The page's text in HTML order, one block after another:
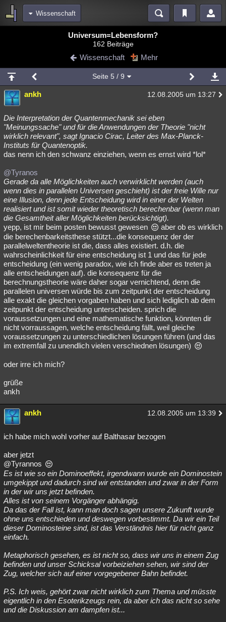
Wissenschaft
Blogs Videos
Chat Wiki Neuigkeiten
meine Rubriken
Menschen Mystery Kriminalfälle
Spiritualität Verschwörungen Technologie
Natur Umfragen Unterhaltung
weitere Rubriken
Astronomie Helpdesk Gruppen Gaming Filme
Musik Clash Verbesserungen Allmystery English
Übersichten
Besucht Teilgenommen Alle Neue Geschlossen
Lesenswert Schlüsselwörter
Universum=Lebensform?
162 Beiträge
Wissenschaft Mehr
Seite 5 / 9
ankh 12.08.2005 um 13:27
Die Interpretation der Quantenmechanik sei eben
"Meinungssache" und für die Anwendungen der Theorie "nicht
wirklich relevant", sagt Ignacio Cirac, Leiter des Max-Planck-
Instituts für Quantenoptik.
das nenn ich den schwanz einziehen, wenn es ernst wird *lol*
@Tyranos
Gerade da alle Möglichkeiten auch verwirklicht werden (auch
wenn dies in parallelen Universen geschieht) ist der freie Wille nur
eine Illusion, denn jede Entscheidung wird in einer der Welten
realisiert und ist somit wieder theoretisch berechenbar (wenn man
die Gesamtheit aller Möglichkeiten berücksichtigt).
yepp, ist mir beim posten bewusst gewesen
aber ob es wirklich
die berechenbarkeitsthese stützt...die konsequenz der der
parallelweltentheorie ist die, dass alles existiert. d.h. die
wahrscheinlichkeit für eine entscheidung ist 1 und das für jede
entscheidung (ein wenig paradox, wie ich finde aber es treten ja
alle entscheidungen auf). die konsequenz für die
berechnungstheorie wäre daher sogar vernichtend, denn die
parallelen universen würde bis zum zeitpunkt der entscheidung
alle exakt die gleichen vorgaben haben und sich lediglich ab dem
zeitpunkt der entscheidung unterscheiden. sprich die
voraussetzungen und eine mathematische funktion, könnten dir
nicht vorraussagen, welche entscheidung fällt, weil gleiche
voraussetzungen zu unterschiedlichen lösungen führen (und das
im extremfall zu unendlich vielen verschiednen lösungen)
oder irre ich mich?
grüße
ankh
ankh 12.08.2005 um 13:39
ich habe mich wohl vorher auf Balthasar bezogen
aber jetzt
@Tyrannos
Es ist wie so ein Dominoeffekt, irgendwann wurde ein Dominostein
umgekippt und dadurch sind wir entstanden und zwar in der Form
in der wir uns jetzt befinden.
Alles ist von seinem Vorgänger abhängig.
Da das der Fall ist, kann man doch sagen unsere Zukunft wurde
ohne uns entschieden und deswegen vorbestimmt. Da wir ein Teil
dieser Dominosteine sind, ist das Verständnis hier für nicht ganz
einfach.
Metaphorisch gesehen, es ist nicht so, dass wir uns in einem Zug
befinden und unser Schicksal vorbeiziehen sehen, wir sind der
Zug, welcher sich auf einer vorgegebener Bahn befindet.
P.S. Ich weis, gehört zwar nicht wirklich zum Thema und müsste
eigentlich in den Esoterikzeugs rein, da aber ich das nicht so sehe
und die Diskussion am dampfen ist...